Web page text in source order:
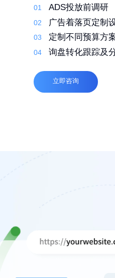
01 先策划，再建站
02 定制建站系统，
03 定制化设计，打
04 自适应，多语言
立即咨询
01 ADS投放前调研
02 广告着落页定制
03 定制不同预算方
04 询盘转化跟踪及
立即咨询
01 行业调研了解产
02 筛选合适的关键
03 撰写原创文案 定
立即咨询